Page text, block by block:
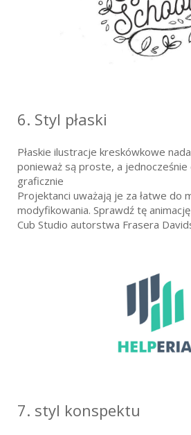
6. Styl płaski
Płaskie ilustracje kreskówkowe
ponieważ są proste, a jednocześnie
graficznie
Projektanci uważają je za łatwe do
modyfikowania. Sprawdź tę
Cub Studio autorstwa Frasera
7. styl konspektu